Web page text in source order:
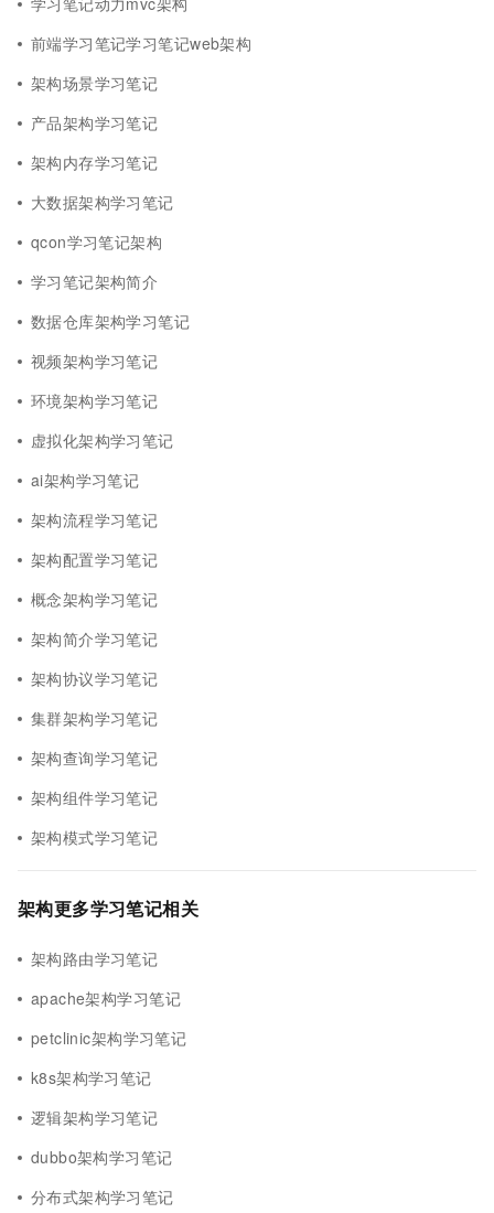
前端学习笔记学习笔记web架构
架构场景学习笔记
产品架构学习笔记
架构内存学习笔记
大数据架构学习笔记
qcon学习笔记架构
学习笔记架构简介
数据仓库架构学习笔记
视频架构学习笔记
环境架构学习笔记
虚拟化架构学习笔记
ai架构学习笔记
架构流程学习笔记
架构配置学习笔记
概念架构学习笔记
架构简介学习笔记
架构协议学习笔记
集群架构学习笔记
架构查询学习笔记
架构组件学习笔记
架构模式学习笔记
架构更多学习笔记相关
架构路由学习笔记
apache架构学习笔记
petclinic架构学习笔记
k8s架构学习笔记
逻辑架构学习笔记
dubbo架构学习笔记
分布式架构学习笔记